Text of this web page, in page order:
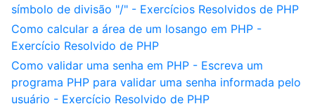
símbolo de divisão "/" - Exercícios Resolvidos de PHP
Como calcular a área de um losango em PHP -
Exercício Resolvido de PHP
Como validar uma senha em PHP - Escreva um
programa PHP para validar uma senha informada pelo
usuário - Exercício Resolvido de PHP